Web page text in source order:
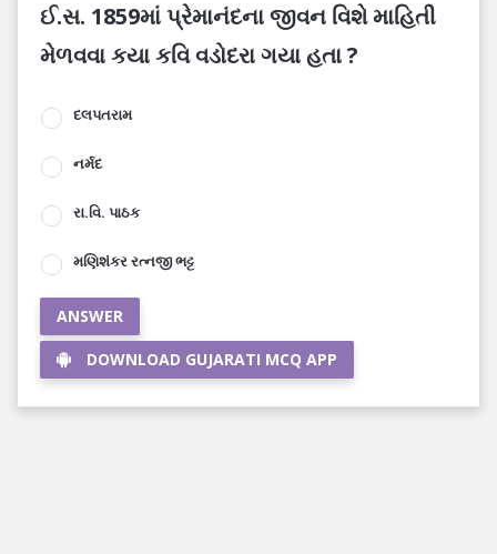
ઈ.સ. 1859માં પ્રેમાનંદના જીવન વિશે માહિતી
મેળવવા કયા કવિ વડોદરા ગયા હતા ?
દલપતરામ
નર્મદ
રા.વિ. પાઠક
મણિશંકર રત્નજી ભટ્ટ
ANSWER
DOWNLOAD GUJARATI MCQ APP